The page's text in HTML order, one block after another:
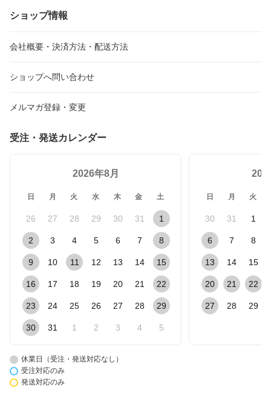
ショップ情報
会社概要・決済方法・配送方法
ショップへ問い合わせ
メルマガ登録・変更
受注・発送カレンダー
2026年8月
日 月 火 水 木 金 土
26 27 28 29 30 31 1
2 3 4 5 6 7 8
9 10 11 12 13 14 15
16 17 18 19 20 21 22
23 24 25 26 27 28 29
30 31 1 2 3 4 5
日 月 火
30 31 1
6 7 8
13 14 15
20 21 22
27 28 29
休業日（受注・発送対応なし）
受注対応のみ
発送対応のみ